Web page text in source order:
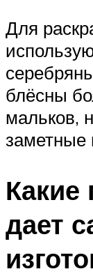
Для
блёсны
мальков,
заметные
Какие
дает